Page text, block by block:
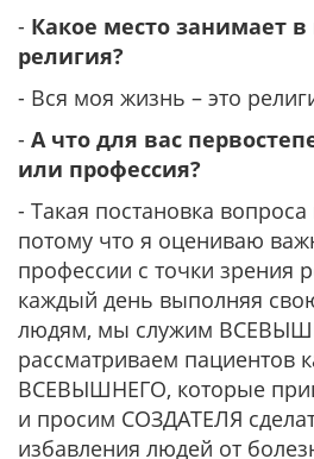
- Какое место занимает
религия?
- Вся моя жизнь – это
- А что для вас
или профессия?
- Такая постановка
потому что я оцениваю
профессии с точки зрения
каждый день выполняя
людям, мы служим
рассматриваем пациентов
ВСЕВЫШНЕГО, которые
и просим СОЗДАТЕЛЯ
избавления людей от